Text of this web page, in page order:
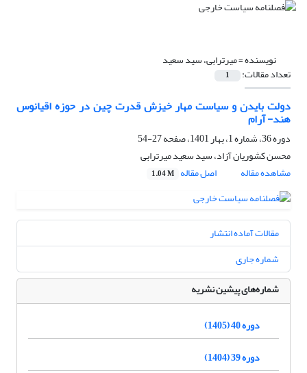
نویسنده =میرترابی، سید سعید
تعداد مقالات: 1
دولت بایدن و سیاست مهار خیزش قدرت چین در حوزه اقیانوس
هند- آرام
دوره 36، شماره 1، بهار 1401، صفحه
27-54
محسن کشوریان آزاد، سید سعید میرترابی
مشاهده مقاله
اصل مقاله 1.04 M
مقالات آماده انتشار
شماره جاری
شماره‌های پیشین نشریه
دوره 40 (1405)
دوره 39 (1404)